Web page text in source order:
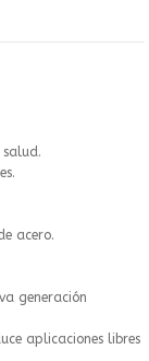
salud.
acero.
generación
aplicaciones libres